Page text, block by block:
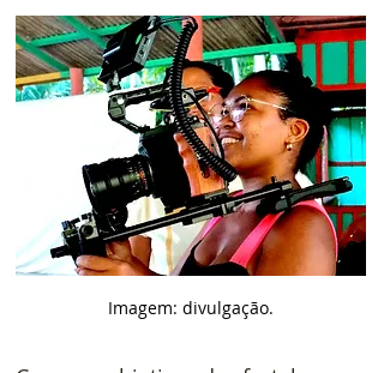
Imagem: divulgação.